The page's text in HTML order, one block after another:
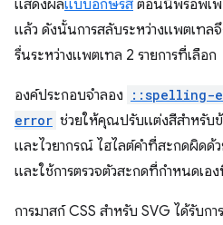
แสดงผลแบบอักษรสี ตอนนี้พร็อพเพ
แล้ว ดังนั้นการสลับระหว่างแพตเทล
รื่นระหว่างแพตเทล 2 รายการที่เลือก
องค์ประกอบจำลอง ::spelling-
error ช่วยให้คุณปรับแต่งสีสำหรับ
และไวยากรณ์ ไฮไลต์คำที่สะกดผิด
และใช้การตรวจตัวสะกดที่กำหนดเ
การมาสก์ CSS สำหรับ SVG ได้รับก